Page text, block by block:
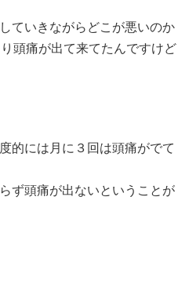
ていきながらどこが悪いのか
頭痛が出て来てたんですけど
的には月に３回は頭痛がでて
ず頭痛が出ないということが